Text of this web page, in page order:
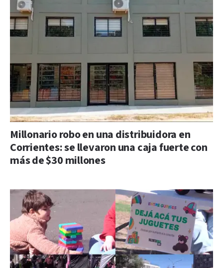
Millonario robo en una distribuidora en
Corrientes: se llevaron una caja fuerte con
más de $30 millones